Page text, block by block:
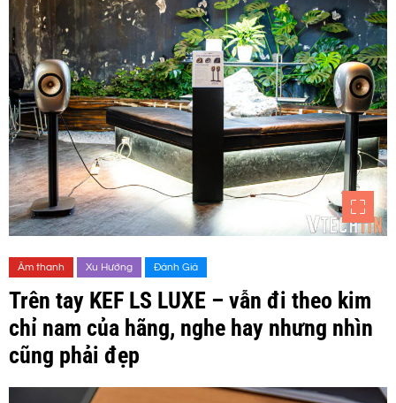
Âm thanh Xu Hướng Đánh Giá
Trên tay KEF LS LUXE – vẫn đi theo kim
chỉ nam của hãng, nghe hay nhưng nhìn
cũng phải đẹp